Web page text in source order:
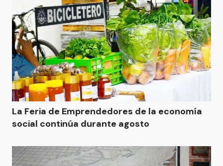
La Feria de Emprendedores de la economía
social continúa durante agosto